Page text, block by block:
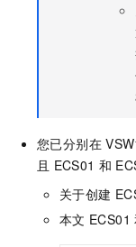
您已分别在
且 ECS01 和
关于创建
本文 ECS01